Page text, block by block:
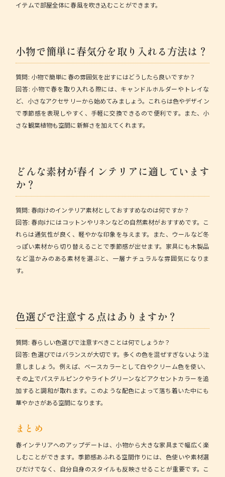
イテムで部屋全体に春風を吹き込むことができます。
小物で簡単に春気分を取り入れる方法は？
質問: 小物で簡単に春の雰囲気を出すにはどうしたら良いですか？
回答: 小物で春を取り入れる際には、キャンドルホルダーやトレイな
ど、小さなアクセサリーから始めてみましょう。これらは色やデザイン
で季節感を表現しやすく、手軽に交換できるので便利です。また、小
さな観葉植物も空間に新鮮さを加えてくれます。
どんな素材が春インテリアに適しています
か？
質問: 春向けのインテリア素材としておすすめなのは何ですか？
回答: 春向けにはコットンやリネンなどの自然素材がおすすめです。こ
れらは通気性が良く、軽やかな印象を与えます。また、ウールなど冬
っぽい素材から切り替えることで季節感が出せます。家具にも木製品
など温かみのある素材を選ぶと、一層ナチュラルな雰囲気になりま
す。
色選びで注意する点はありますか？
質問: 春らしい色選びで注意すべきことは何でしょうか？
回答: 色選びではバランスが大切です。多くの色を混ぜすぎないよう注
意しましょう。例えば、ベースカラーとして白やクリーム色を使い、
その上でパステルピンクやライトグリーンなどアクセントカラーを追
加すると調和が取れます。このような配色によって落ち着いた中にも
華やかさがある空間になります。
まとめ
春インテリアへのアップデートは、小物から大きな家具まで幅広く楽
しむことができます。季節感あふれる空間作りには、色使いや素材選
びだけでなく、自分自身のスタイルも反映させることが重要です。こ